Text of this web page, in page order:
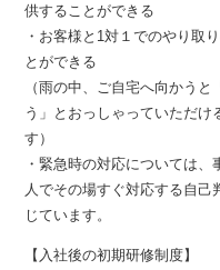
供することができる
・お客様と1対１でのやり取
とができる
（雨の中、ご自宅へ向かう
う」とおっしゃっていただけ
す）
・緊急時の対応については
人でその場すぐ対応する自
じています。
【入社後の初期研修制度】